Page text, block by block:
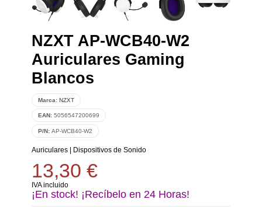
NZXT AP-WCB40-W2
Auriculares Gaming
Blancos
Marca: NZXT
EAN: 5056547200699
P/N: AP-WCB40-W2
Auriculares| Dispositivos de Sonido
13,30 €
IVA incluido
¡En stock! ¡Recíbelo en 24 Horas!